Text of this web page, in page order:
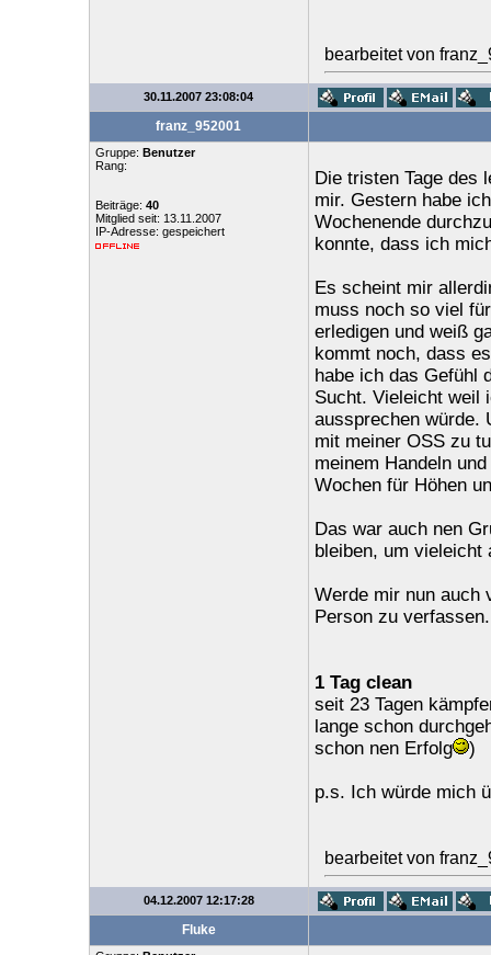
bearbeitet von
30.11.2007 23:08:04
franz_952001
Gruppe: Benutzer
Rang:
Beiträge: 40
Mitglied seit: 13.11.2007
IP-Adresse: gespeichert
Die tristen Tage des
mir. Gestern habe
Wochenende
konnte, dass ich
Es scheint mir
muss noch so viel
erledigen und weiß
kommt noch, dass
habe ich das Gefühl
Sucht. Vieleicht weil
aussprechen würde.
mit meiner OSS zu
meinem Handeln
Wochen für Höhen
Das war auch nen
bleiben, um vieleicht
Werde mir nun auch
Person zu
1 Tag clean
seit 23 Tagen
lange schon
schon nen Erfolg
)
p.s. Ich würde mich
bearbeitet von
04.12.2007 12:17:28
Fluke